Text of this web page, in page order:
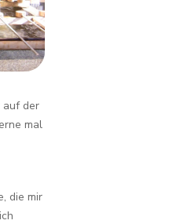
auf der
mal
die mir